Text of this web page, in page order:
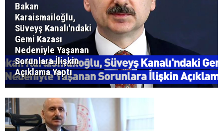
Bakan
Karaismailoğlu,
Süveyş Kanalı'ndaki
Gemi Kazası
Nedeniyle Yaşanan
Sorunlara İlişkin
Açıklama Yaptı